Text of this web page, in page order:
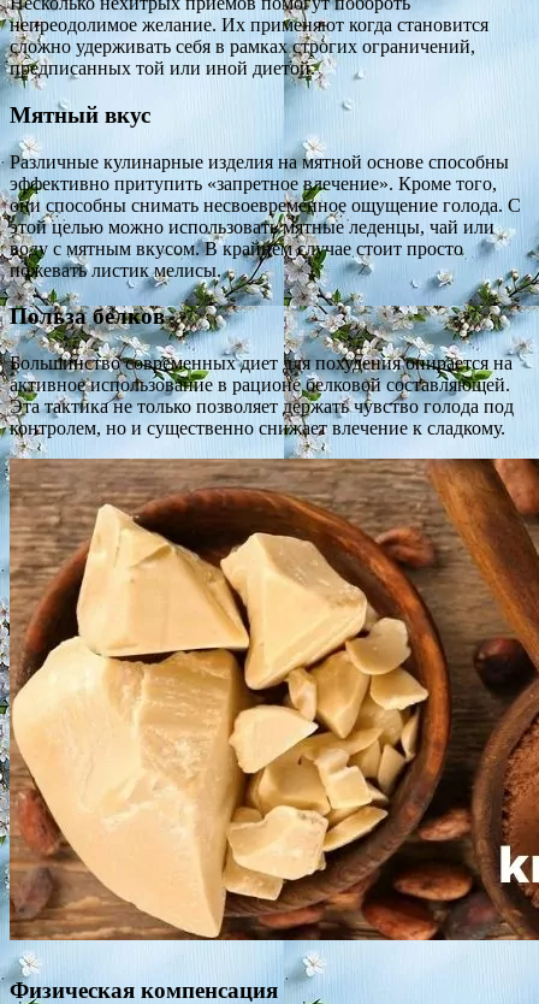
непреодолимое желание. Их применяют когда становится
сложно удерживать себя в рамках строгих ограничений,
предписанных той или иной диетой.
Мятный вкус
Различные кулинарные изделия на мятной основе способны
эффективно притупить «запретное влечение». Кроме того,
они способны снимать несвоевременное ощущение голода. С
этой целью можно использовать мятные леденцы, чай или
воду с мятным вкусом. В крайнем случае стоит просто
пожевать листик мелисы.
Польза белков
Большинство современных диет для похудения опирается на
активное использование в рационе белковой составляющей.
Эта тактика не только позволяет держать чувство голода под
контролем, но и существенно снижает влечение к сладкому.
Физическая компенсация